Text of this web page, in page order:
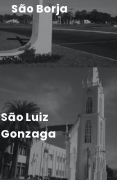
São Borja
São Luiz
Gonzaga